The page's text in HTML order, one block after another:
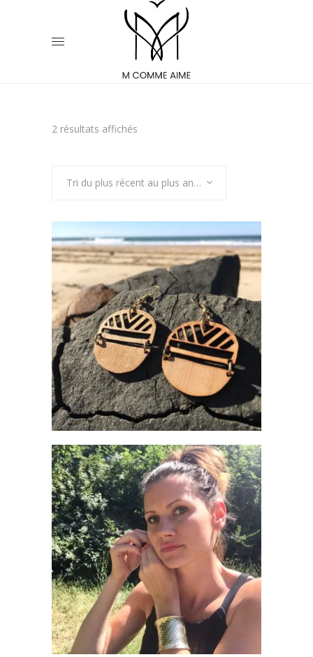
2 résultats affichés
plus
récent
au
plus
ancien
Tri du plus récent au plus ancien
BOUCLES D’OREILLES EN BOIS –
AMADO
€14.00
BOUCLES D’OREILLES EN BOIS –
CLEOPATRA
€12.90